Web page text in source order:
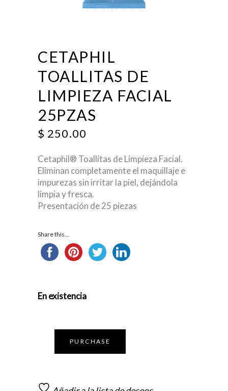
CETAPHIL
TOALLITAS DE
LIMPIEZA FACIAL
25PZAS
$ 250.00
Cetaphil® Toallitas de Limpieza Facial.
Eliminan completamente el maquillaje e
impurezas sin irritar la piel, dejándola
limpia y fresca.
Presentación de 25 piezas
Share this...
En existencia
PURCHASE